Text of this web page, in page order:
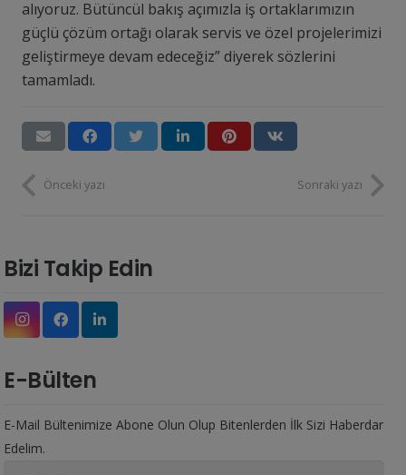
alıyoruz. Bütüncül bakış açımızla iş ortaklarımızın
güçlü çözüm ortağı olarak servis ve özel projelerimizi
geliştirmeye devam edeceğiz” diyerek sözlerini
tamamladı.
Önceki yazı Sonraki yazı
Bizi Takip Edin
E-Bülten
E-Mail Bültenimize Abone Olun Olup Bitenlerden İlk Sizi Haberdar
Edelim.